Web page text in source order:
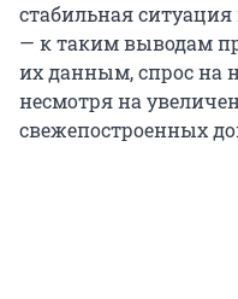
стабильная
— к таким выводам
их данным, спрос на
несмотря на
свежепостроенных